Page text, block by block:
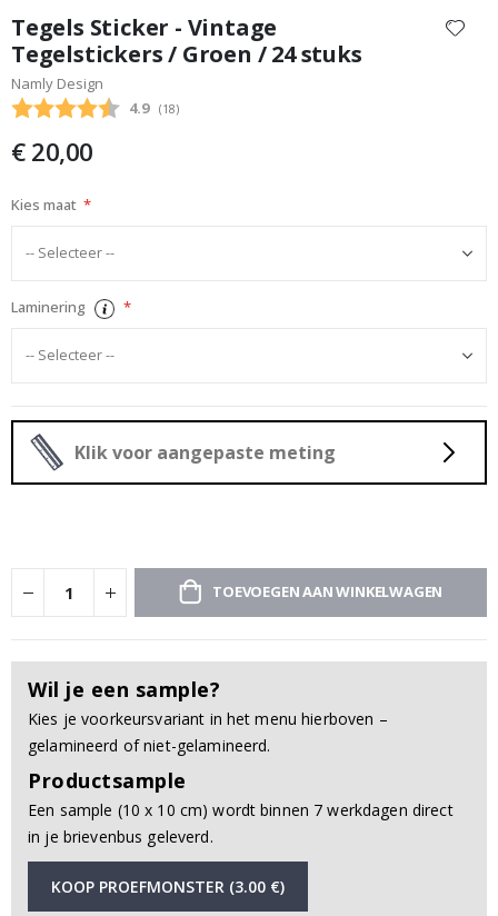
het
begin
van
de
gallerij
Tegels Sticker - Vintage
Tegelstickers / Groen / 24 stuks
Namly Design
Gemiddelde beoordeling:
4.9 (aantal stemmen:
18)
€ 20,00
Kies maat
Laminering
Klik voor aangepaste meting
TOEVOEGEN AAN WINKELWAGEN
Wil je een sample?
Kies je voorkeursvariant in het menu hierboven –
gelamineerd of niet-gelamineerd.
Productsample
Een sample (10 x 10 cm) wordt binnen 7 werkdagen direct
in je brievenbus geleverd.
KOOP PROEFMONSTER (3.00 €)